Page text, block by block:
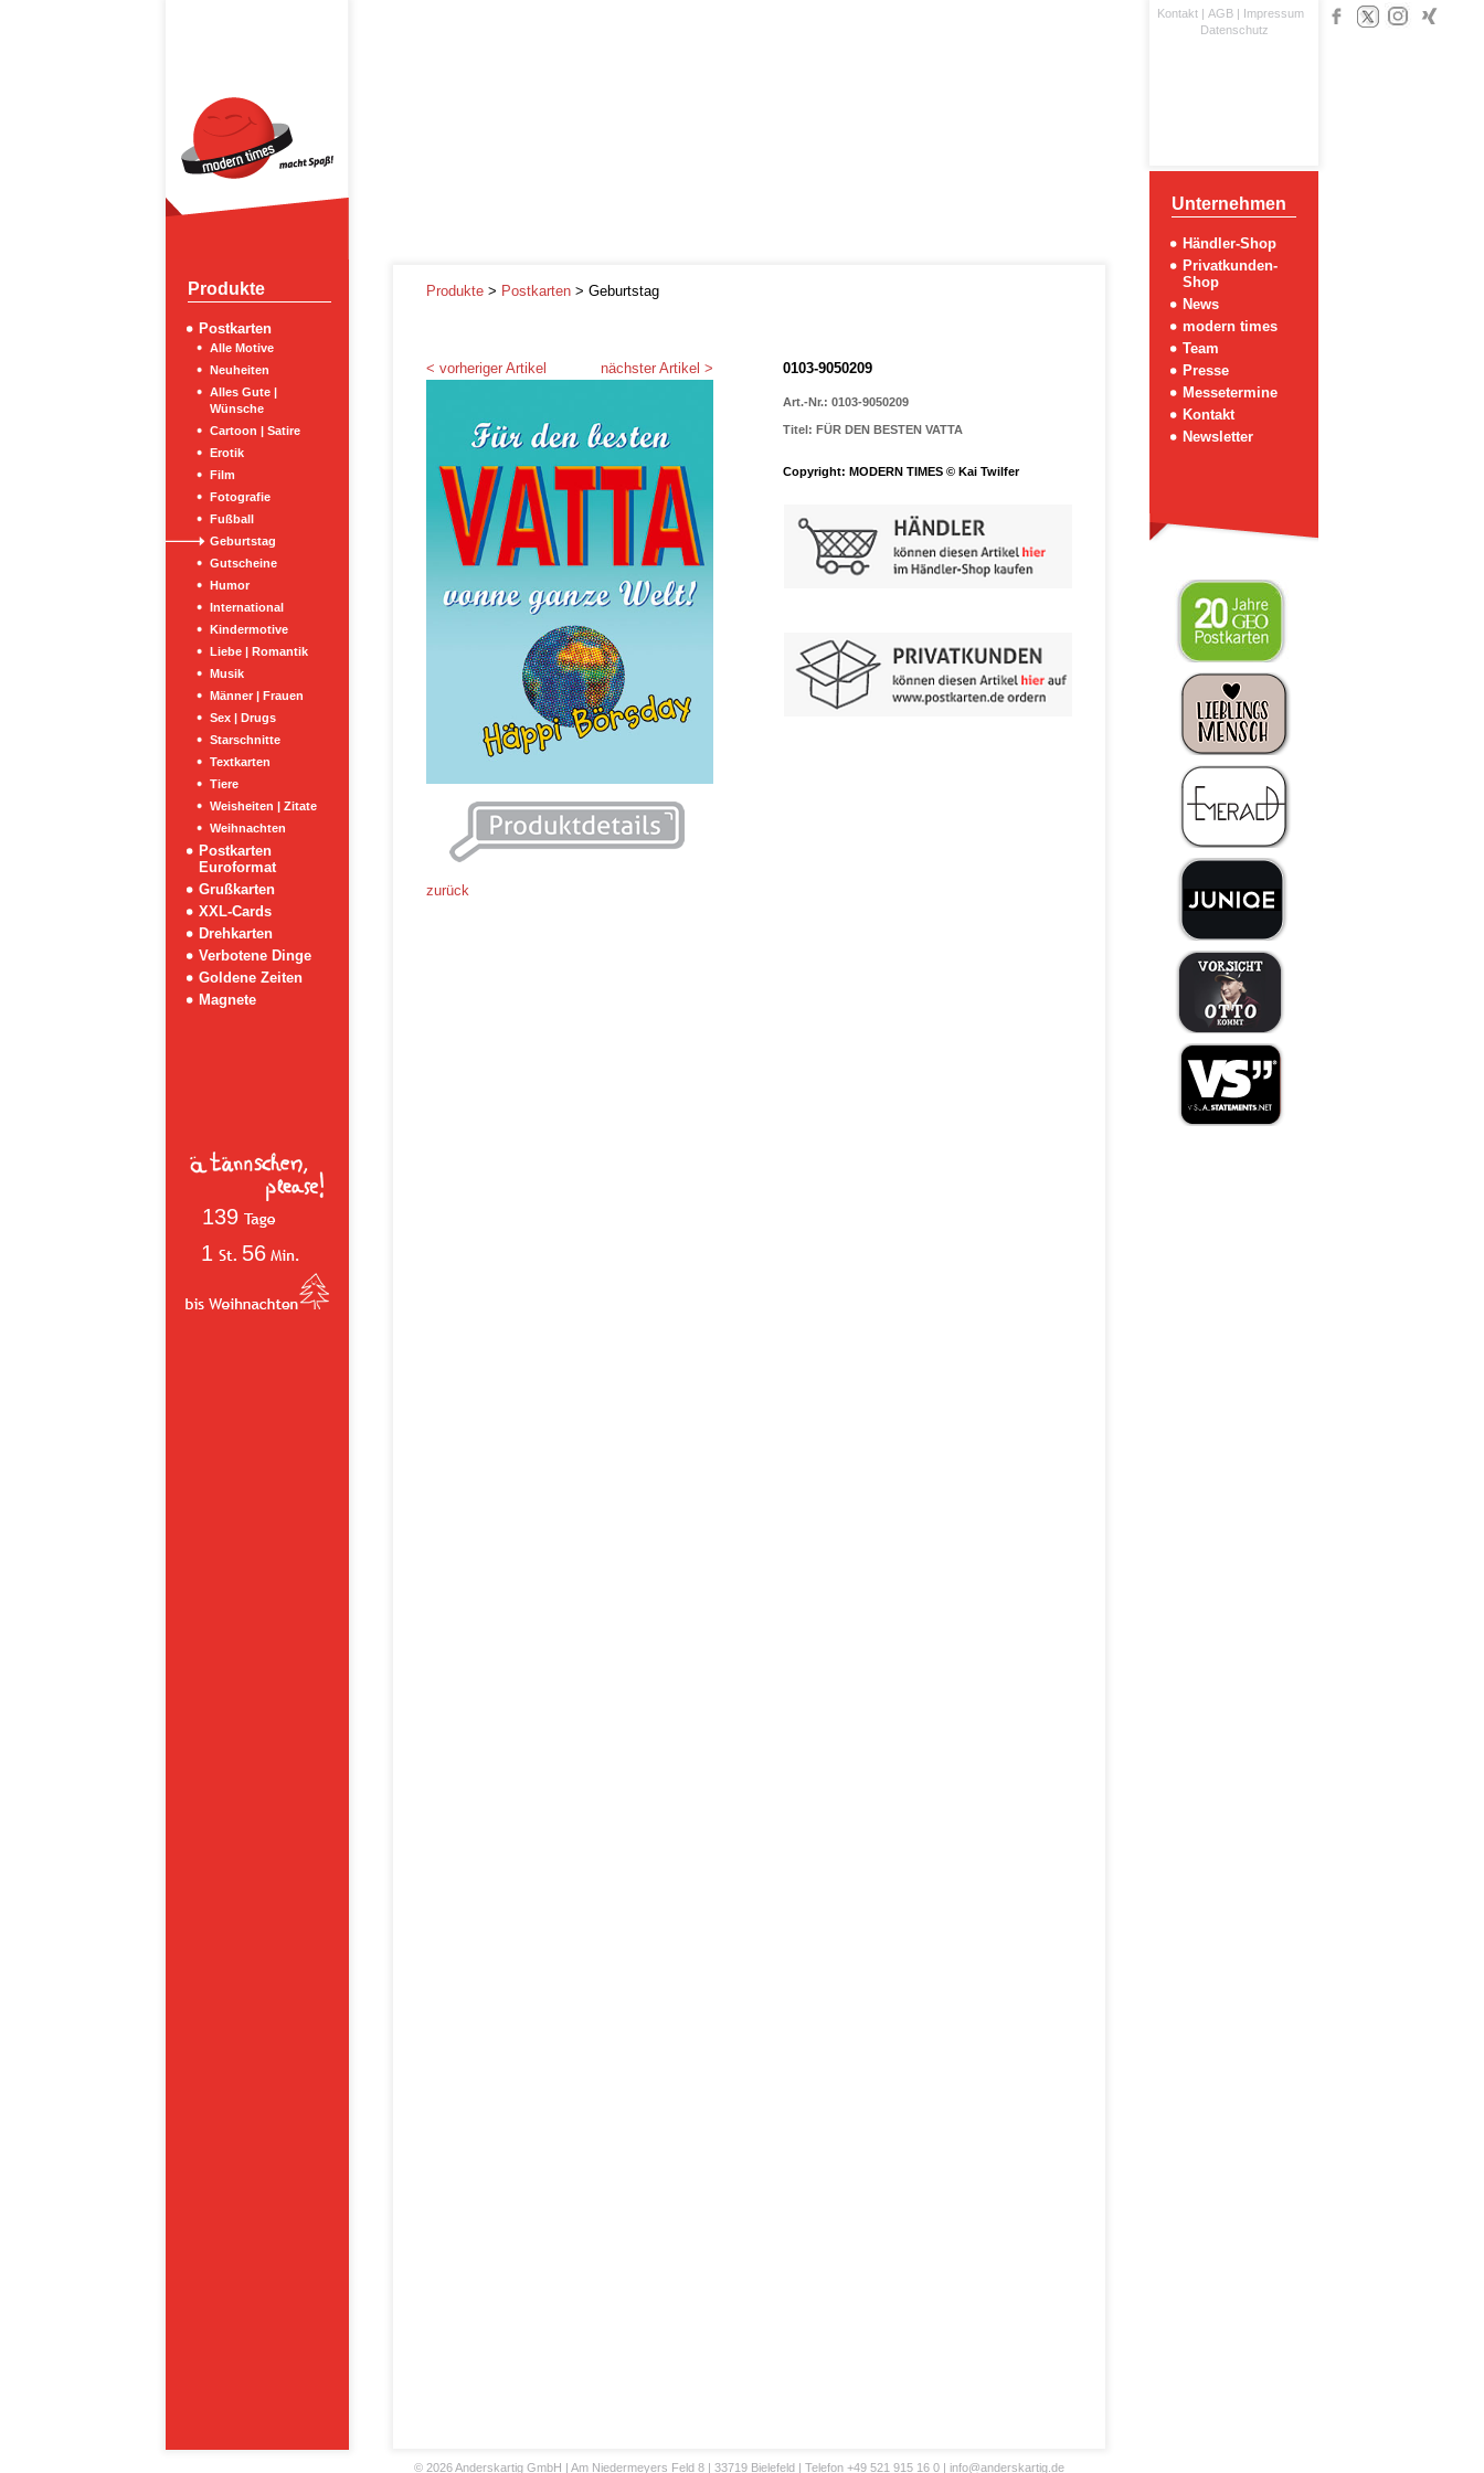
Produkte
Postkarten
Alle Motive
Neuheiten
Alles Gute |
Wünsche
Cartoon | Satire
Erotik
Film
Fotografie
Fußball
Geburtstag
Gutscheine
Humor
International
Kindermotive
Liebe | Romantik
Musik
Männer | Frauen
Sex | Drugs
Starschnitte
Textkarten
Tiere
Weisheiten | Zitate
Weihnachten
Postkarten
Euroformat
Grußkarten
XXL-Cards
Drehkarten
Verbotene Dinge
Goldene Zeiten
Magnete
139
1
56
Produkte > Postkarten > Geburtstag
nächster Artikel >
< vorheriger Artikel
zurück
0103-9050209
Art.-Nr.: 0103-9050209
Titel: FÜR DEN BESTEN VATTA
Copyright: MODERN TIMES © Kai Twilfer
© 2026 Anderskartig GmbH | Am Niedermeyers Feld 8 | 33719 Bielefeld | Telefon +49 521 915 16 0 | info@anderskartig.de
Kontakt | AGB | Impressum
Datenschutz
Unternehmen
Händler-Shop
Privatkunden-
Shop
News
modern times
Team
Presse
Messetermine
Kontakt
Newsletter